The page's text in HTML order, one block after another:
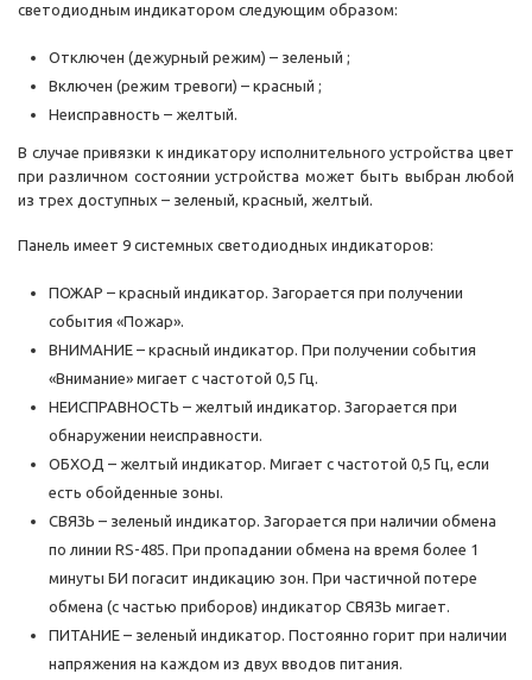
светодиодным индикатором следующим образом:
Отключен (дежурный режим) – зеленый ;
Включен (режим тревоги) – красный ;
Неисправность – желтый.
В случае привязки к индикатору исполнительного устройства цвет
при различном состоянии устройства может быть выбран любой
из трех доступных – зеленый, красный, желтый.
Панель имеет 9 системных светодиодных индикаторов:
ПОЖАР – красный индикатор. Загорается при получении
события «Пожар».
ВНИМАНИЕ – красный индикатор. При получении события
«Внимание» мигает с частотой 0,5 Гц.
НЕИСПРАВНОСТЬ – желтый индикатор. Загорается при
обнаружении неисправности.
ОБХОД – желтый индикатор. Мигает с частотой 0,5 Гц, если
есть обойденные зоны.
СВЯЗЬ – зеленый индикатор. Загорается при наличии обмена
по линии RS-485. При пропадании обмена на время более 1
минуты БИ погасит индикацию зон. При частичной потере
обмена (с частью приборов) индикатор СВЯЗЬ мигает.
ПИТАНИЕ – зеленый индикатор. Постоянно горит при наличии
напряжения на каждом из двух вводов питания.